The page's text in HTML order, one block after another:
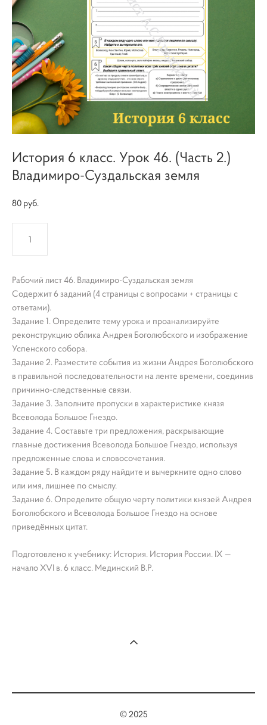
История 6 класс. Урок 46. (Часть 2.)
Владимиро-Суздальская земля
80 pуб.
Рабочий лист 46. Владимиро-Суздальская земля
Содержит 6 заданий (4 страницы с вопросами + страницы с
ответами).
Задание 1. Определите тему урока и проанализируйте
реконструкцию облика Андрея Боголюбского и изображение
Успенского собора.
Задание 2. Разместите события из жизни Андрея Боголюбского
в правильной последовательности на ленте времени, соединив
причинно-следственные связи.
Задание 3. Заполните пропуски в характеристике князя
Всеволода Большое Гнездо.
Задание 4. Составьте три предложения, раскрывающие
главные достижения Всеволода Большое Гнездо, используя
предложенные слова и словосочетания.
Задание 5. В каждом ряду найдите и вычеркните одно слово
или имя, лишнее по смыслу.
Задание 6. Определите общую черту политики князей Андрея
Боголюбского и Всеволода Большое Гнездо на основе
приведённых цитат.
Подготовлено к учебнику: История. История России. IX —
начало XVI в. 6 класс. Мединский В.Р.
© 2025